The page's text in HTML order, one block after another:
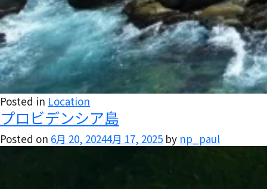
Posted in Location
プロビデンシア島
Posted on 6月 20, 20244月 17, 2025 by np_paul